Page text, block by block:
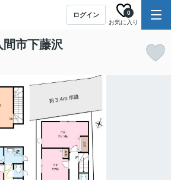
ログイン
お気に入り
0
市下藤沢